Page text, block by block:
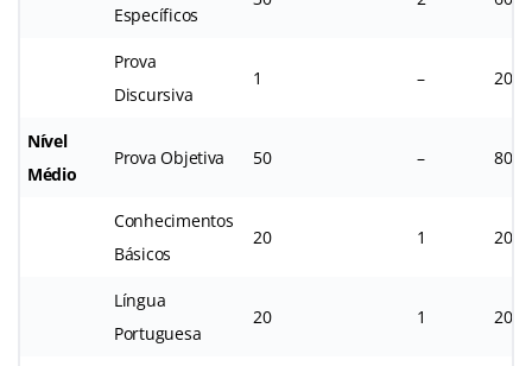
Específicos
Prova
Discursiva
1 – 20
Nível
Médio
Prova Objetiva 50 – 80
Conhecimentos
Básicos
20 1 20
Língua
Portuguesa
20 1 20